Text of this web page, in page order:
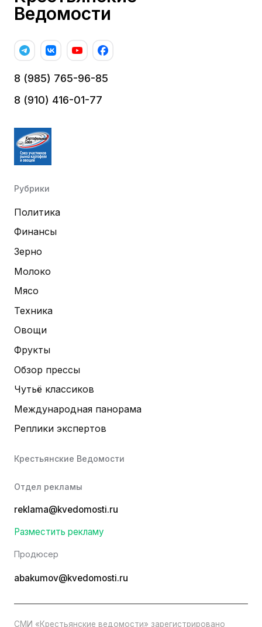
Ведомости
8 (985) 765-96-85
8 (910) 416-01-77
Рубрики
Политика
Финансы
Зерно
Молоко
Мясо
Техника
Овощи
Фрукты
Обзор прессы
Чутьё классиков
Международная панорама
Реплики экспертов
Крестьянские Ведомости
Отдел рекламы
reklama@kvedomosti.ru
Разместить рекламу
Продюсер
abakumov@kvedomosti.ru
СМИ «Крестьянские ведомости» зарегистрировано